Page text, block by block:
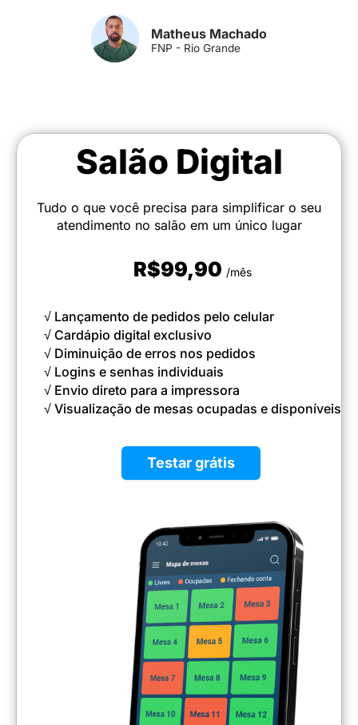
Matheus Machado
FNP - Rio Grande
Salão Digital
Tudo o que você precisa para simplificar o seu
atendimento no salão em um único lugar
R$99,90 /mês
√ Lançamento de pedidos pelo celular
√ Cardápio digital exclusivo
√ Diminuição de erros nos pedidos
√ Logins e senhas individuais
√ Envio direto para a impressora
√ Visualização de mesas ocupadas e disponíveis
Testar grátis